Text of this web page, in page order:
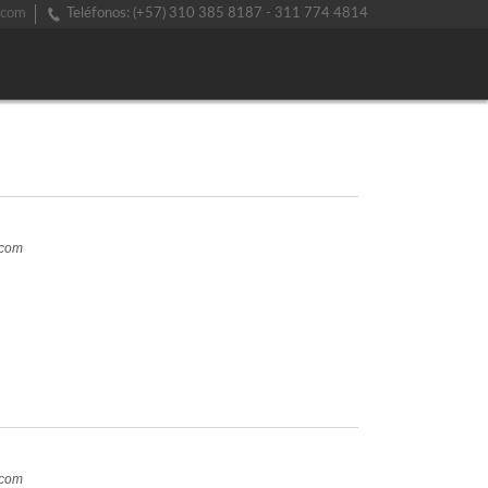
Teléfonos: (+57) 310 385 8187 - 311 774 4814